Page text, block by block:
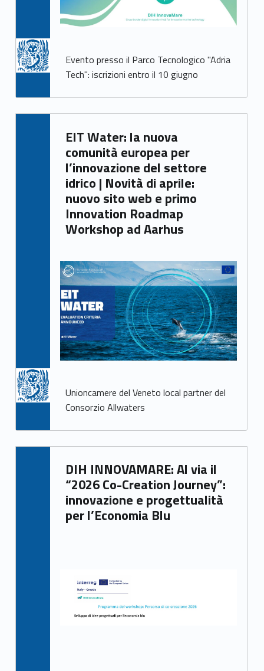
Evento presso il Parco Tecnologico "Adria
Tech": iscrizioni entro il 10 giugno
EIT Water: la nuova
comunità europea per
l’innovazione del settore
idrico | Novità di aprile:
nuovo sito web e primo
Innovation Roadmap
Workshop ad Aarhus
Unioncamere del Veneto local partner del
Consorzio Allwaters
DIH INNOVAMARE: Al via il
“2026 Co-Creation Journey”:
innovazione e progettualità
per l’Economia Blu